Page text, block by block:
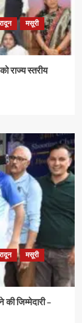
मसूरी
राज्य स्तरीय
मसूरी
जिम्मेदारी –